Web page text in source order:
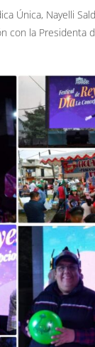
Única, Nayelli
con la Presidenta